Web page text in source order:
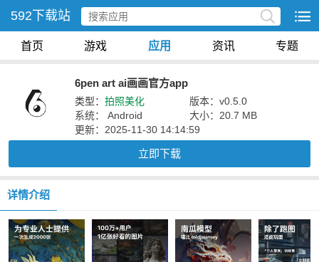
592下载站
首页 游戏 应用 资讯 专题
6pen art ai画画官方app
类型： 拍照美化
版本：v0.5.0
系统： Android
大小：20.7 MB
更新：2025-11-30 14:14:59
立即下载
详情介绍